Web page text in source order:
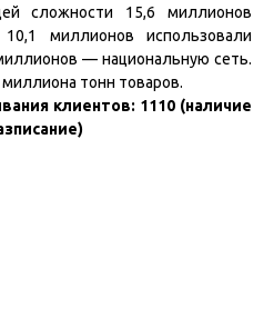
сложности 15,6 миллионов
миллионов использовали
— национальную сеть.
тонн товаров.
клиентов: 1110 (наличие